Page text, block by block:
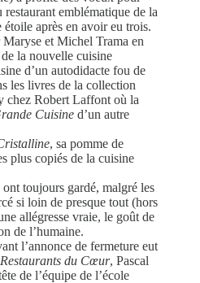
emblématique de la
étoile après en avoir eu trois.
et Michel Trama en
la nouvelle cuisine
d’un autodidacte fou de
les livres de la collection
chez Robert Laffont où la
Cuisine d’un autre
, sa pomme de
plus copiés de la cuisine
toujours gardé, malgré les
si loin de presque tout (hors
allégresse vraie, le goût de
de l’humaine.
l’annonce de fermeture eut
Restaurants du Cœur, Pascal
de l’équipe de l’école